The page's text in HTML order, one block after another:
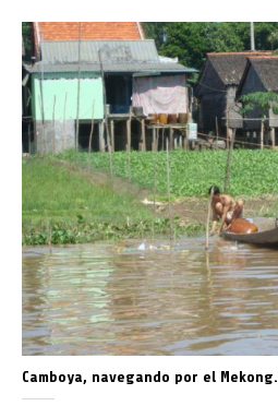
Camboya, navegando por el Mekong.